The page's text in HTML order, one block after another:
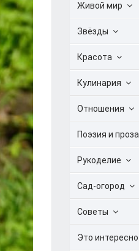
Живой мир
Звёзды
Красота
Кулинария
Отношения
Поэзия и проза
Рукоделие
Сад-огород
Советы
Это интересно